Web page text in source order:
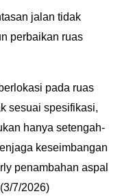
jalan tidak
perbaikan ruas
pada ruas
sesuai spesifikasi,
hanya setengah-
keseimbangan
penambahan aspal
7/2026)